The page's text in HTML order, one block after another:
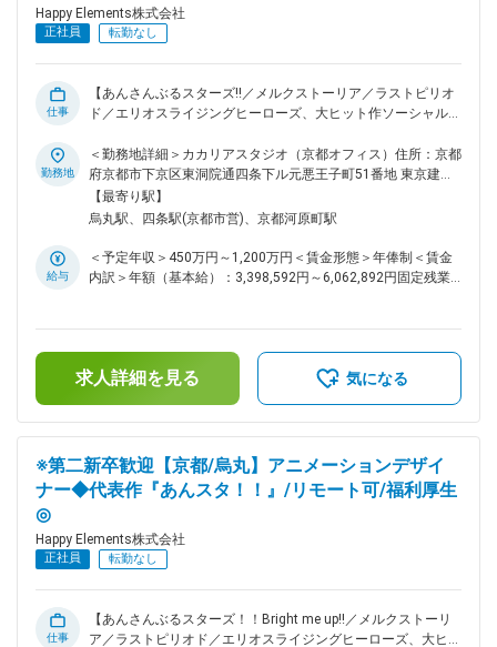
があります。働きやすい環境を日々追求している結果、離職率
は7.85%です。 ■独自のスキルアップ支援制度： 特定の資格に
できる機会の創出のため、アプリ・コンテンツ開発を行う独自
プロジェクトを立ち上げることができる『サブプロジェクト制
クトに充てることができます。また、社内ルールに沿っていれ
ば、副業が認められます。個人での作品制作など、副業でも活
躍している社員もいます。 ※その他ユニークな福利厚生が多
数です！ 変更の範囲：会社の定める業務
Happy Elements株式会社
正社員 転勤なし
仕事
【あんさんぶるスターズ!!／メルクストーリア／ラストピリオ
ド／エリオスライジングヒーローズ、大ヒット作ソーシャルゲ
スマートフォンゲームに関する以下の業務をお任せします。
・KPIやログの設計 ・ツールやSQL等を用いたデータ集計 ・デ
ータの可視化 ・分析レポート作成 その他、データ分析に基づ
く課題発見・仮説立案・検証や 制作チームへの施策提案や統
務内容となります。 ■組織風土： 年齢・性別問わず実力主義
でキャリアアップを目指していただける環境です。リーダー職
す。 ■抜群の働きやすさ： 毎週金曜日は、各人が集中して作
業を行うことにフォーカスする『クリエイターズフライデー』
とし、働く場所はオフィスでもリモートでもOKとしていま
す。打合せや会議なども、金曜日には極力いれないようにして
ク許可制度があり、無理をせずゆっくり休んでいただくことを
大前提として、自宅での業務実施には支障がないが通勤等が心
身の負担になるといった場合や、女性特有の体調不良にも利用
できます。また、復職サポートにより育休取得率は100%、子
があります。働きやすい環境を日々追求している結果、離職率
は7.85%です。 ※その他ユニークな福利厚生が多数です！ ■歓
迎条件： ・PythonやRでデータの可視化ができる方 ・ベイズ
統計の知識がある方 ・主要な確率分布に関する知識がある方
・階層ベイズモデルのモデリング経験がある方（ツール問わ
ず） ・主要な回帰/クラス分類系の機械学習アルゴリズムを、
勤務地
＜勤務地詳細＞カカリアスタジオ（京都オフィス）住所：京都
府京都市下京区東洞院通四条下ル元悪王子町51番地 東京建物
四条烏丸ビル EAST4階勤務地最寄駅：阪急京都線／烏丸駅受
動喫煙対策：屋内全面禁煙変更の範囲：会社の定める事業所
【最寄り駅】
烏丸駅、四条駅(京都市営)、京都河原町駅
給与
＜予定年収＞450万円～1,200万円＜賃金形態＞年俸制＜賃金
内訳＞年額（基本給）：3,398,592円～6,062,892円固定残業
有無＞有＜残業手当＞有＜給与補足＞※経験・能力等を考慮の
上、当社規定により決定します。■昇級：あり■インセンティ
ブ：会社業績に応じて年1回支給します。賃金はあくまでも目
給(月額)は固定手当を含めた表記です。
求人詳細を見る 気になる
※第二新卒歓迎【京都/烏丸】アニメーションデザイ
ナー◆代表作『あんスタ！！』/リモート可/福利厚生
◎
Happy Elements株式会社
正社員 転勤なし
仕事
【あんさんぶるスターズ！！Bright me up!!／メルクストーリ
ア／ラストピリオド／エリオスライジングヒーローズ、大ヒッ